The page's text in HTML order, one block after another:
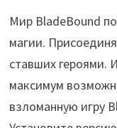
Мир BladeBound
магии.
ставших героями.
максимум
взломанную игру